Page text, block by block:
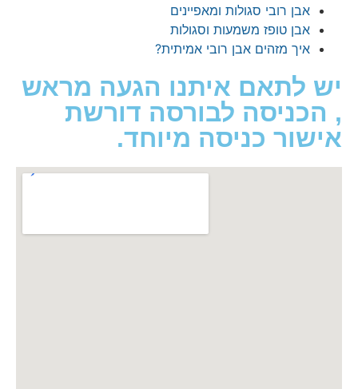
רובי סגולות ומאפיינים
טופז משמעות וסגולות
מזהים אבן רובי אמיתית?
איתנו הגעה מראש
לבורסה דורשת
כניסה מיוחד.